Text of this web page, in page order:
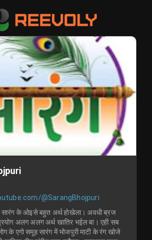
Register
@SarangBhojpuri
सारंग के ओइसे बहुत अर्थ होखेला। अवधी ब्रज
अलग अलग अर्थ खातिर भईल बा। एही सब
के एगो समूह सारंग में भोजपुरी माटी के रंग खोजे